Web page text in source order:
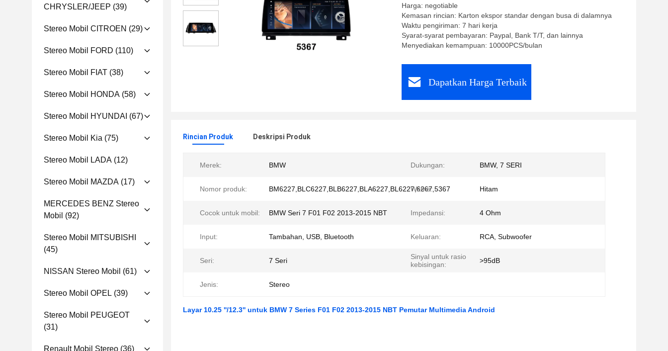
CHRYSLER/JEEP (39)
Stereo Mobil CITROEN (29)
Stereo Mobil FORD (110)
Stereo Mobil FIAT (38)
Stereo Mobil HONDA (58)
Stereo Mobil HYUNDAI (67)
Stereo Mobil Kia (75)
Stereo Mobil LADA (12)
Stereo Mobil MAZDA (17)
MERCEDES BENZ Stereo
Mobil (92)
Stereo Mobil MITSUBISHI
(45)
NISSAN Stereo Mobil (61)
Stereo Mobil OPEL (39)
Stereo Mobil PEUGEOT
(31)
Renault Mobil Stereo (36)
Harga: negotiable
Kemasan rincian: Karton ekspor standar dengan busa di dalamnya
Waktu pengiriman: 7 hari kerja
Syarat-syarat pembayaran: Paypal, Bank T/T, dan lainnya
Menyediakan kemampuan: 10000PCS/bulan
Dapatkan Harga Terbaik
Rincian Produk Deskripsi Produk
Merek: BMW Dukungan: BMW, 7 SERI
Nomor produk: BM6227,BLC6227,BLB6227,BLA6227,BL6227,6267,5367
Warna: Hitam
Cocok untuk mobil: BMW Seri 7 F01 F02 2013-2015 NBT Impedansi: 4 Ohm
Input: Tambahan, USB, Bluetooth Keluaran: RCA, Subwoofer
Seri: 7 Seri
Sinyal untuk rasio
kebisingan:
>95dB
Jenis: Stereo
Layar 10.25 ''/12.3'' untuk BMW 7 Series F01 F02 2013-2015 NBT Pemutar Multimedia Android